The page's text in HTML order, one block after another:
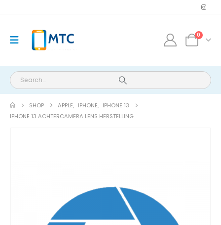
0
SHOP APPLE, IPHONE, IPHONE 13
IPHONE 13 ACHTERCAMERA LENS HERSTELLING